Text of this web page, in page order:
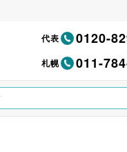
代表 0120-
札幌 011-